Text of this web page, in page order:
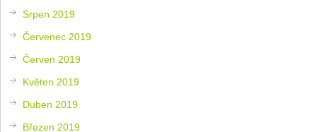
Srpen 2019
Červenec 2019
Červen 2019
Květen 2019
Duben 2019
Březen 2019